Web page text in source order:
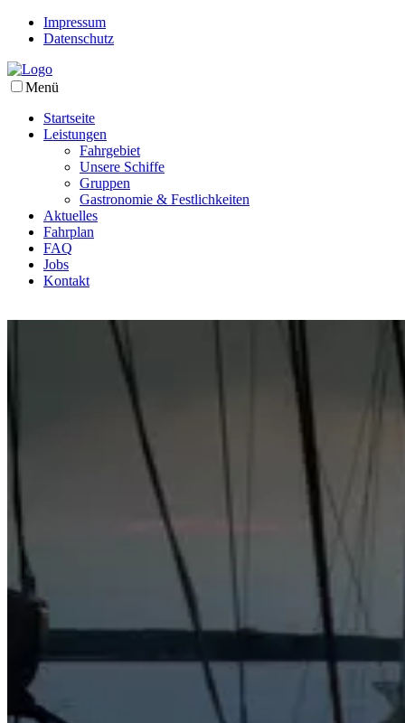
Impressum
Datenschutz
Menü
Startseite
Leistungen
Fahrgebiet
Unsere Schiffe
Gruppen
Gastronomie & Festlichkeiten
Aktuelles
Fahrplan
FAQ
Jobs
Kontakt